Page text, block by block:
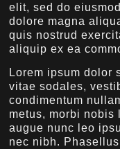
elit, sed do
dolore magna
quis nostrud
aliquip ex ea
Lorem ipsum dolor
vitae sodales,
condimentum
metus, morbi
augue nunc leo
nec nibh.